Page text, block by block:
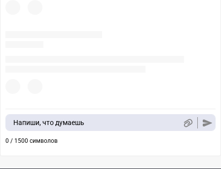
Напиши, что думаешь
0 / 1500 символов